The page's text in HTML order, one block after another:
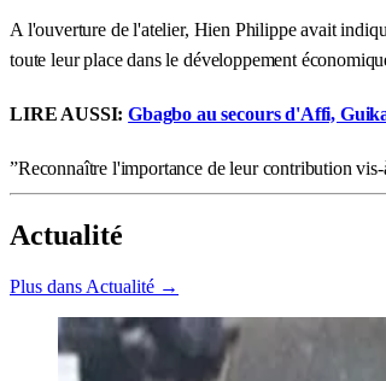
A l'ouverture de l'atelier, Hien Philippe avait
toute leur place dans le développement
LIRE AUSSI:Gbagbo au secours d'Affi,
”Reconnaître l'importance de leur contribution
Actualité
Plus dans Actualité →